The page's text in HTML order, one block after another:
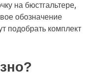
на бюстгальтере,
обозначение
подобрать комплект